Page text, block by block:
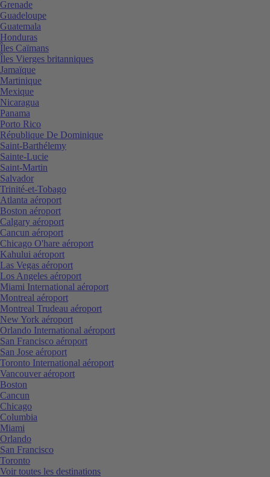
Grenade
Guadeloupe
Guatemala
Honduras
Îles Caïmans
Îles Vierges britanniques
Jamaïque
Martinique
Mexique
Nicaragua
Panama
Porto Rico
République De Dominique
Saint-Barthélemy
Sainte-Lucie
Saint-Martin
Salvador
Trinité-et-Tobago
Atlanta aéroport
Boston aéroport
Calgary aéroport
Cancun aéroport
Chicago O'hare aéroport
Kahului aéroport
Las Vegas aéroport
Los Angeles aéroport
Miami International aéroport
Montreal aéroport
Montreal Trudeau aéroport
New York aéroport
Orlando International aéroport
San Francisco aéroport
San Jose aéroport
Toronto International aéroport
Vancouver aéroport
Boston
Cancun
Chicago
Columbia
Miami
Orlando
San Francisco
Toronto
Voir toutes les destinations